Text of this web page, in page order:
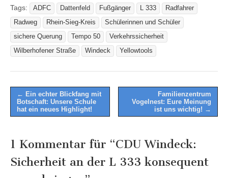
Tags: ADFC Dattenfeld Fußgänger L 333
Radfahrer
Radweg
Rhein-Sieg-Kreis
Schülerinnen und Schüler
sichere Querung
Tempo 50
Verkehrssicherheit
Wilberhofener Straße
Windeck Yellowtools
Post
navigation
← Ein echter Blickfang mit
Botschaft: Unsere Schule
hat ein neues Highlight!
Familienzentrum
Vogelnest: Eure Meinung
ist uns wichtig! →
1 Kommentar für “CDU Windeck:
Sicherheit an der L 333 konsequent